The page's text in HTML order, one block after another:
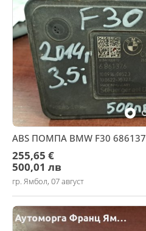
ABS ПОМПА BMW F30
255,65 €
500,01 лв
гр. Ямбол, 07 август